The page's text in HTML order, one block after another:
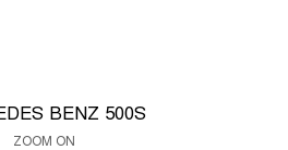
BENZ 500S
ZOOM ON